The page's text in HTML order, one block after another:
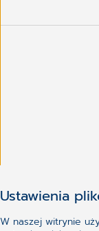
Aktualne
Grupa
Ustawienia
W naszej witrynie